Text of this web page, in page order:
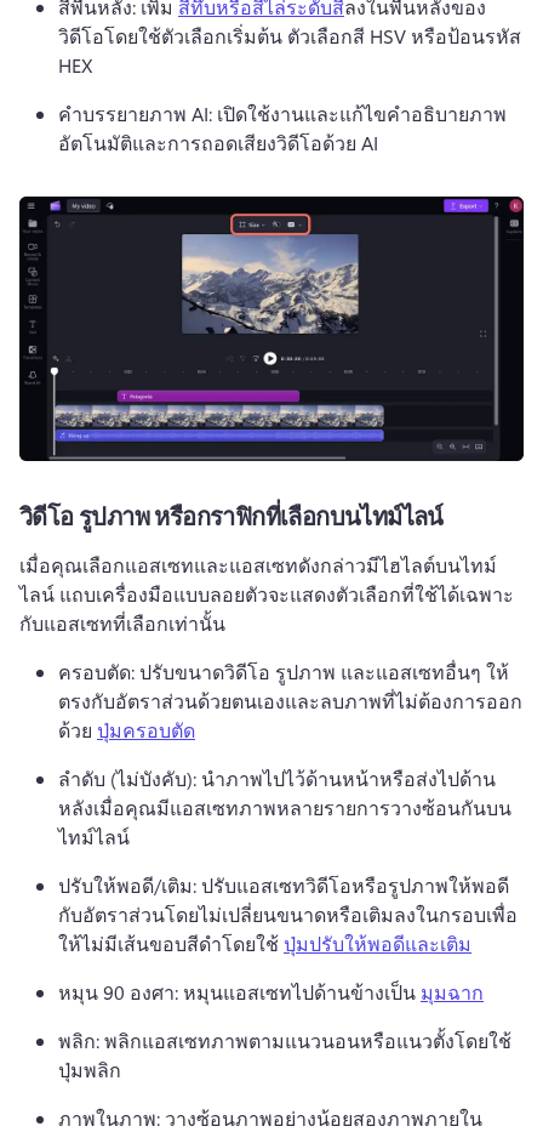
สีพื้นหลัง: เพิ่ม สีทึบหรือสีไล่ระดับสีลงในพื้นหลังของ
วิดีโอโดยใช้ตัวเลือกเริ่มต้น ตัวเลือกสี HSV หรือป้อนรหัส
HEX
คำบรรยายภาพ AI: เปิดใช้งานและแก้ไขคำอธิบายภาพ
อัตโนมัติและการถอดเสียงวิดีโอด้วย AI
วิดีโอ รูปภาพ หรือกราฟิกที่เลือกบนไทม์ไลน์
เมื่อคุณเลือกแอสเซทและแอสเซทดังกล่าวมีไฮไลต์บนไทม์
ไลน์ แถบเครื่องมือแบบลอยตัวจะแสดงตัวเลือกที่ใช้ได้เฉพาะ
กับแอสเซทที่เลือกเท่านั้น
ครอบตัด: ปรับขนาดวิดีโอ รูปภาพ และแอสเซทอื่นๆ ให้
ตรงกับอัตราส่วนด้วยตนเองและลบภาพที่ไม่ต้องการออก
ด้วย ปุ่มครอบตัด
ลำดับ (ไม่บังคับ): นำภาพไปไว้ด้านหน้าหรือส่งไปด้าน
หลังเมื่อคุณมีแอสเซทภาพหลายรายการวางซ้อนกันบน
ไทม์ไลน์
ปรับให้พอดี/เติม: ปรับแอสเซทวิดีโอหรือรูปภาพให้พอดี
กับอัตราส่วนโดยไม่เปลี่ยนขนาดหรือเติมลงในกรอบเพื่อ
ให้ไม่มีเส้นขอบสีดำโดยใช้ ปุ่มปรับให้พอดีและเติม
หมุน 90 องศา: หมุนแอสเซทไปด้านข้างเป็น มุมฉาก
พลิก: พลิกแอสเซทภาพตามแนวนอนหรือแนวตั้งโดยใช้
ปุ่มพลิก
ภาพในภาพ: วางซ้อนภาพอย่างน้อยสองภาพภายใน